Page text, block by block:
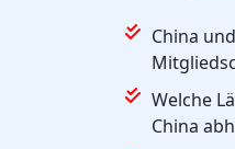
China
Welche
China